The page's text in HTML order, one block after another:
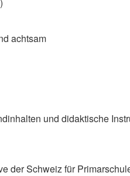
achtsam
und didaktische
der Schweiz für